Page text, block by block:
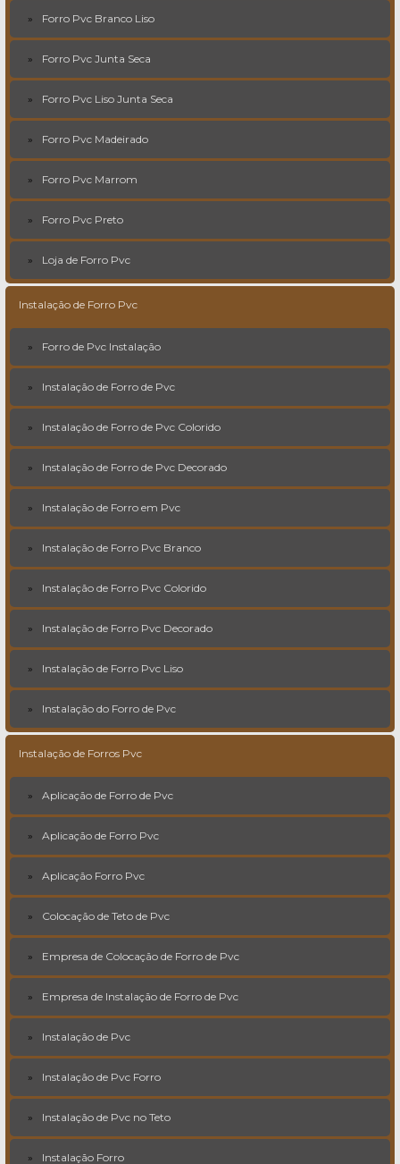
Forro Pvc Branco Liso
Forro Pvc Junta Seca
Forro Pvc Liso Junta Seca
Forro Pvc Madeirado
Forro Pvc Marrom
Forro Pvc Preto
Loja de Forro Pvc
Instalação de Forro Pvc
Forro de Pvc Instalação
Instalação de Forro de Pvc
Instalação de Forro de Pvc Colorido
Instalação de Forro de Pvc Decorado
Instalação de Forro em Pvc
Instalação de Forro Pvc Branco
Instalação de Forro Pvc Colorido
Instalação de Forro Pvc Decorado
Instalação de Forro Pvc Liso
Instalação do Forro de Pvc
Instalação de Forros Pvc
Aplicação de Forro de Pvc
Aplicação de Forro Pvc
Aplicação Forro Pvc
Colocação de Teto de Pvc
Empresa de Colocação de Forro de Pvc
Empresa de Instalação de Forro de Pvc
Instalação de Pvc
Instalação de Pvc Forro
Instalação de Pvc no Teto
Instalação Forro